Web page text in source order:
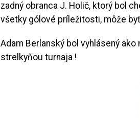
zadný obranca J. Holič, ktorý bol
všetky gólové príležitosti, môže
Adam Berlanský bol vyhlásený
strelkyňou turnaja !